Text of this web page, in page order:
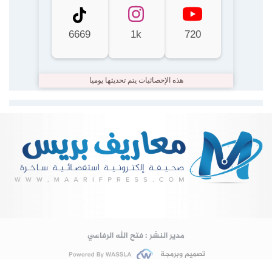
720
1k
6669
هذه الإحصائيات يتم تحديثها يوميا
مدير النشر : فتح الله الرفاعي
تصميم وبرمجة